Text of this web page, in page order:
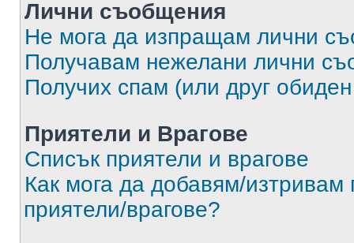
Лични съобщения
Не мога да изпращам лични
Получавам нежелани лични
Получих спам (или друг
Приятели и Врагове
Списък приятели и врагове
Как мога да добавям/изтривам
приятели/врагове?